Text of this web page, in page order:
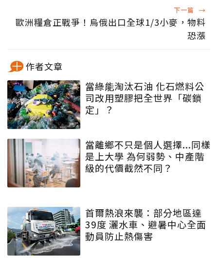
下一篇 →
歐洲糧倉正戰爭！烏俄出口全球1/3小麥，物料
恐漲
作者文章
當綠能淘汰石油 化石燃料公
司改用塑膠把全世界「碳鎖
定」？
當離鄉不只是個人選擇...同樣
是上大學 為何弱勢、中產階
級的代價截然不同？
首爾熱浪來襲：部分地區達
39度 灑水車、避暑中心全面
動員防止熱傷害